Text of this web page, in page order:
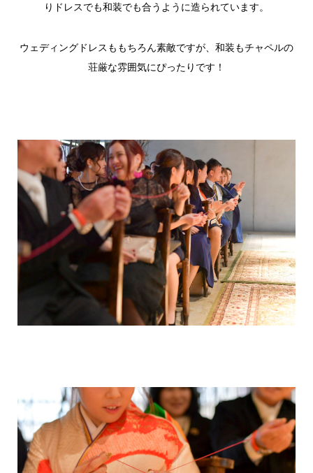
りドレスでも和装でも合うように造られています。
ウェディングドレスももちろん素敵ですが、和装もチャペルの
荘厳な雰囲気にぴったりです！